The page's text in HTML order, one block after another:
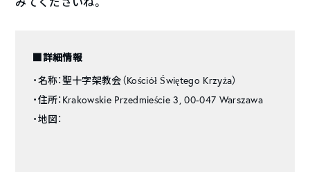
■詳細情報
・名称：聖十字架教会（Kościół Świętego Krzyża）
・住所：Krakowskie Przedmieście 3, 00-047 Warszawa
・地図：